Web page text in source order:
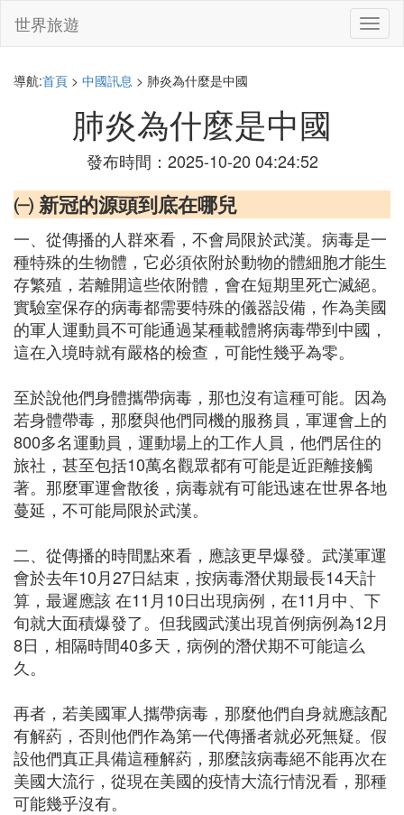
切
換
世界旅遊
導航:首頁 > 中國訊息 > 肺炎為什麼是中國
肺炎為什麼是中國
發布時間：2025-10-20 04:24:52
㈠ 新冠的源頭到底在哪兒
一、從傳播的人群來看，不會局限於武漢。病毒是一
種特殊的生物體，它必須依附於動物的體細胞才能生
存繁殖，若離開這些依附體，會在短期里死亡滅絕。
實驗室保存的病毒都需要特殊的儀器設備，作為美國
的軍人運動員不可能通過某種載體將病毒帶到中國，
這在入境時就有嚴格的檢查，可能性幾乎為零。
至於說他們身體攜帶病毒，那也沒有這種可能。因為
若身體帶毒，那麼與他們同機的服務員，軍運會上的
800多名運動員，運動場上的工作人員，他們居住的
旅社，甚至包括10萬名觀眾都有可能是近距離接觸
著。那麼軍運會散後，病毒就有可能迅速在世界各地
蔓延，不可能局限於武漢。
二、從傳播的時間點來看，應該更早爆發。武漢軍運
會於去年10月27日結束，按病毒潛伏期最長14天計
算，最遲應該 在11月10日出現病例，在11月中、下
旬就大面積爆發了。但我國武漢出現首例病例為12月
8日，相隔時間40多天，病例的潛伏期不可能這么
久。
再者，若美國軍人攜帶病毒，那麼他們自身就應該配
有解葯，否則他們作為第一代傳播者就必死無疑。假
設他們真正具備這種解葯，那麼該病毒絕不能再次在
美國大流行，從現在美國的疫情大流行情況看，那種
可能幾乎沒有。